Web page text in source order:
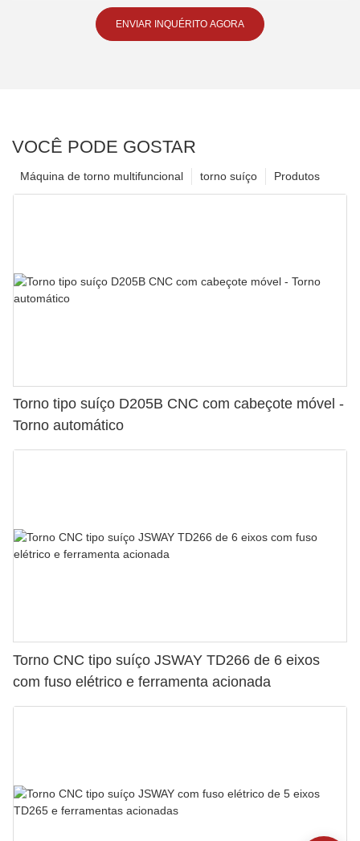
ENVIAR INQUÉRITO AGORA
VOCÊ PODE GOSTAR
Produtos
torno suíço
Máquina de torno multifuncional
Torno tipo suíço D205B CNC com cabeçote móvel -
Torno automático
Torno CNC tipo suíço JSWAY TD266 de 6 eixos
com fuso elétrico e ferramenta acionada